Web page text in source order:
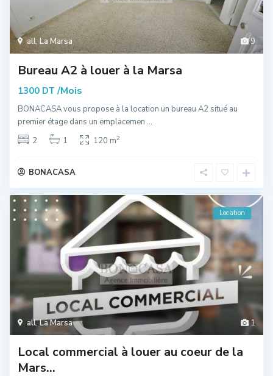
9
all,La Marsa
Bureau A2 à louer à la Marsa
1300 DT /Mois
BONACASA vous propose à la location un bureau A2 situé au
premier étage dans un emplacemen ...
2
1 120 m2
BONACASA
1
all,La Marsa
Location
Local commercial à louer au coeur de la
Mars...